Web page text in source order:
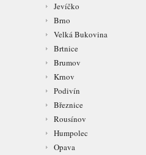
Jevíčko
Brno
Velká Bukovina
Brtnice
Brumov
Krnov
Podivín
Březnice
Rousínov
Humpolec
Opava